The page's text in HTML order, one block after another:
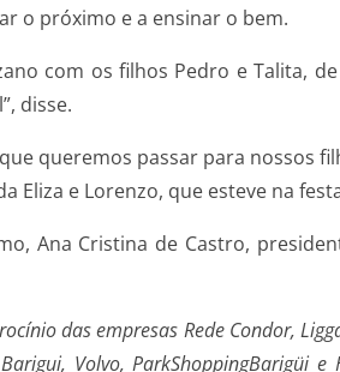
o próximo e a ensinar o bem.
com os filhos Pedro e Talita,
disse.
queremos passar para nossos
e Lorenzo, que esteve na
Ana Cristina de Castro,
das empresas Rede Condor,
Volvo, ParkShoppingBarigüi